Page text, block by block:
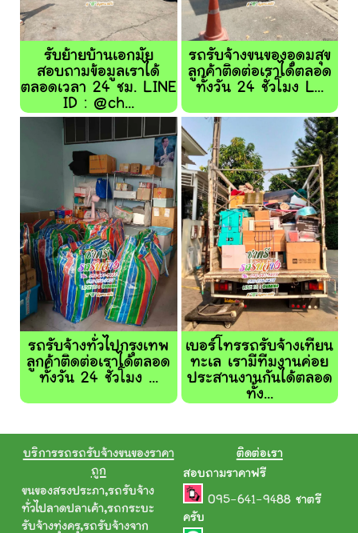
รับย้ายบ้านเอกมัย
สอบถามข้อมูลเราได้
ตลอดเวลา 24 ชม. LINE
ID : @ch...
รถรับจ้างขนของอุดมสุข
ลูกค้าติดต่อเราได้ตลอด
ทั้งวัน 24 ชั่วโมง L...
รถรับจ้างทั่วไปกรุงเทพ
ลูกค้าติดต่อเราได้ตลอด
ทั้งวัน 24 ชั่วโมง ...
เบอร์โทรรถรับจ้างเทียน
ทะเล เรามีทีมงานค่อย
ประสานงานกันได้ตลอด
ทั้ง...
บริการรถรถรับจ้างขนของราคา
ถูก
ขนของสรงประภา,รถรับจ้าง
ทั่วไปลาดปลาเค้า,รถกระบะ
รับจ้างทุ่งครุ,รถรับจ้างจาก
ติดต่อเรา
สอบถามราคาฟรี
095-641-9488 ชาตรี
ครับ